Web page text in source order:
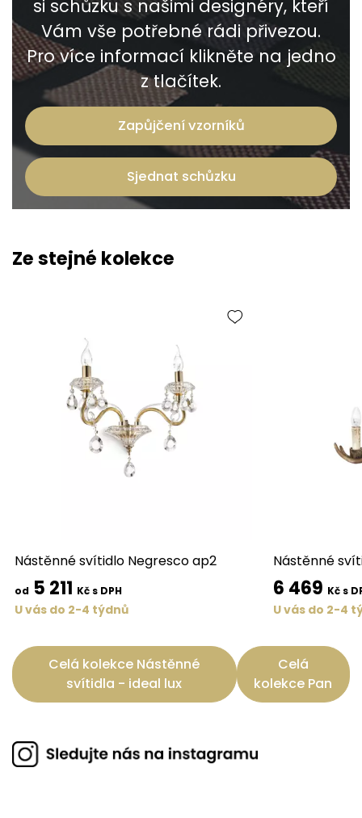
si schůzku s našimi designéry, kteří
Vám vše potřebné rádi přivezou.
Pro více informací klikněte na jedno
z tlačítek.
Zapůjčení vzorníků
Sjednat schůzku
Ze stejné kolekce
Nástěnné svítidlo Negresco ap2
od 5 211 Kč s DPH
U vás do 2-4 týdnů
Nástěnné
6 469 Kč s
U vás do 2-4
Celá kolekce Nástěnné
svítidla - ideal lux
Celá
kolekce Pan